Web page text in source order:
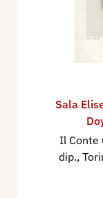
Sala
Il Conte
dip.,